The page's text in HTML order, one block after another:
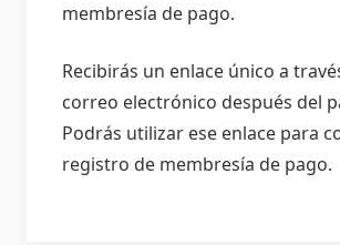
membresía de pago.
Recibirás un enlace único a
correo electrónico después del
Podrás utilizar ese enlace para
registro de membresía de pago.